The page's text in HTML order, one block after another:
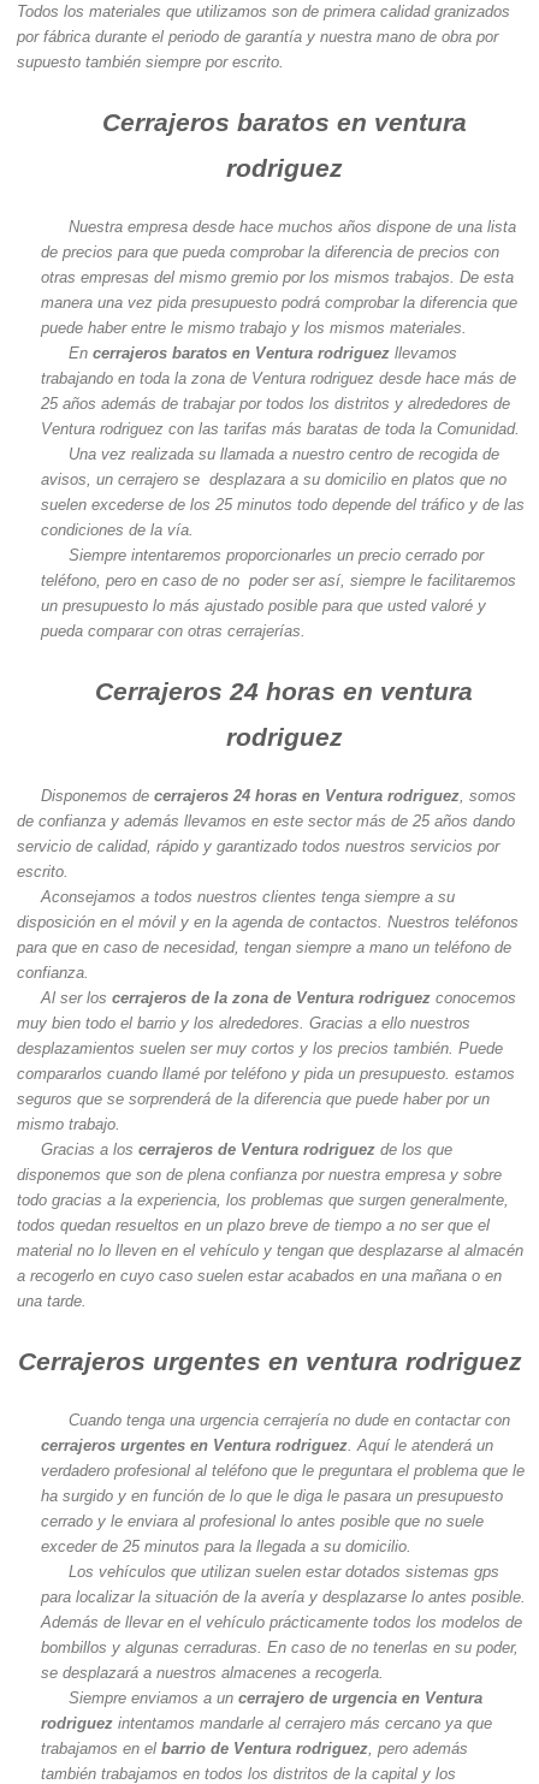
Todos los materiales que utilizamos son de primera calidad granizados
por fábrica durante el periodo de garantía y nuestra mano de obra por
supuesto también siempre por escrito.
Cerrajeros baratos en ventura
rodriguez
Nuestra empresa desde hace muchos años dispone de una lista
de precios para que pueda comprobar la diferencia de precios con
otras empresas del mismo gremio por los mismos trabajos. De esta
manera una vez pida presupuesto podrá comprobar la diferencia que
puede haber entre le mismo trabajo y los mismos materiales.
Encerrajeros baratos en Ventura rodriguez llevamos
trabajando en toda la zona de Ventura rodriguez desde hace más de
25 años además de trabajar por todos los distritos y alrededores de
Ventura rodriguez con las tarifas más baratas de toda la Comunidad.
Una vez realizada su llamada a nuestro centro de recogida de
avisos, un cerrajero se desplazara a su domicilio en platos que no
suelen excederse de los 25 minutos todo depende del tráfico y de las
condiciones de la vía.
Siempre intentaremos proporcionarles un precio cerrado por
teléfono, pero en caso de no poder ser así, siempre le facilitaremos
un presupuesto lo más ajustado posible para que usted valoré y
pueda comparar con otras cerrajerías.
Cerrajeros 24 horas en ventura
rodriguez
Disponemos de cerrajeros 24 horas en Ventura rodriguez , somos
de confianza y además llevamos en este sector más de 25 años dando
servicio de calidad, rápido y garantizado todos nuestros servicios por
escrito.
Aconsejamos a todos nuestros clientes tenga siempre a su
disposición en el móvil y en la agenda de contactos. Nuestros teléfonos
para que en caso de necesidad, tengan siempre a mano un teléfono de
confianza.
Al ser los cerrajeros de la zona de Ventura rodriguez conocemos
muy bien todo el barrio y los alrededores. Gracias a ello nuestros
desplazamientos suelen ser muy cortos y los precios también. Puede
compararlos cuando llamé por teléfono y pida un presupuesto. estamos
seguros que se sorprenderá de la diferencia que puede haber por un
mismo trabajo.
Gracias a los cerrajeros de Ventura rodriguez de los que
disponemos que son de plena confianza por nuestra empresa y sobre
todo gracias a la experiencia, los problemas que surgen generalmente,
todos quedan resueltos en un plazo breve de tiempo a no ser que el
material no lo lleven en el vehículo y tengan que desplazarse al almacén
a recogerlo en cuyo caso suelen estar acabados en una mañana o en
una tarde.
Cerrajeros urgentes en ventura rodriguez
Cuando tenga una urgencia cerrajería no dude en contactar con
cerrajeros urgentes en Ventura rodriguez . Aquí le atenderá un
verdadero profesional al teléfono que le preguntara el problema que le
ha surgido y en función de lo que le diga le pasara un presupuesto
cerrado y le enviara al profesional lo antes posible que no suele
exceder de 25 minutos para la llegada a su domicilio.
Los vehículos que utilizan suelen estar dotados sistemas gps
para localizar la situación de la avería y desplazarse lo antes posible.
Además de llevar en el vehículo prácticamente todos los modelos de
bombillos y algunas cerraduras. En caso de no tenerlas en su poder,
se desplazará a nuestros almacenes a recogerla.
Siempre enviamos a uncerrajero de urgencia en Ventura
rodriguez intentamos mandarle al cerrajero más cercano ya que
trabajamos en el barrio de Ventura rodriguez , pero además
también trabajamos en todos los distritos de la capital y los